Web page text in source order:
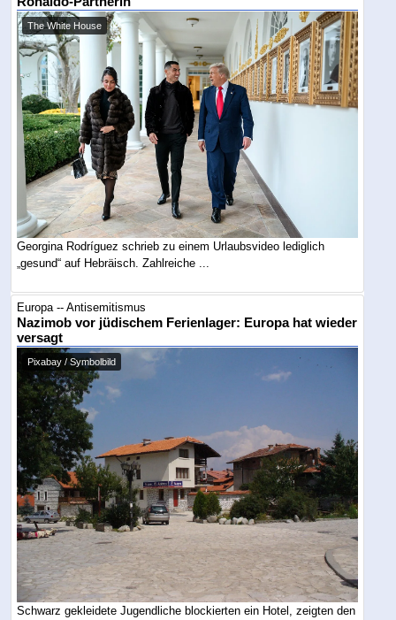
The White House
Georgina Rodríguez schrieb zu einem Urlaubsvideo lediglich
„gesund“ auf Hebräisch. Zahlreiche ...
Europa -- Antisemitismus
Nazimob vor jüdischem Ferienlager: Europa hat wieder
versagt
Pixabay / Symbolbild
Schwarz gekleidete Jugendliche blockierten ein Hotel, zeigten den